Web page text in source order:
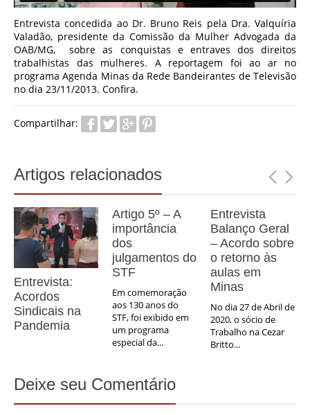
Entrevista concedida ao Dr. Bruno Reis pela Dra. Valquíria
Valadão, presidente da Comissão da Mulher Advogada da
OAB/MG, sobre as conquistas e entraves dos direitos
trabalhistas das mulheres. A reportagem foi ao ar no
programa Agenda Minas da Rede Bandeirantes de Televisão
no dia 23/11/2013. Confira.
Compartilhar:
Artigos relacionados
Entrevista:
Acordos
Sindicais na
Pandemia
Artigo 5º – A
importância
dos
julgamentos do
STF
Em comemoração
aos 130 anos do
STF, foi exibido em
um programa
especial da...
Entrevista
Balanço Geral
– Acordo sobre
o retorno às
aulas em
Minas
No dia 27 de Abril de
2020, o sócio de
Trabalho na Cezar
Britto...
Deixe seu Comentário